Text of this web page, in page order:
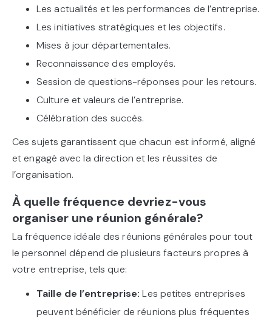
Les actualités et les performances de l’entreprise.
Les initiatives stratégiques et les objectifs.
Mises à jour départementales.
Reconnaissance des employés.
Session de questions-réponses pour les retours.
Culture et valeurs de l’entreprise.
Célébration des succès.
Ces sujets garantissent que chacun est informé, aligné
et engagé avec la direction et les réussites de
l’organisation.
À quelle fréquence devriez-vous
organiser une réunion générale?
La fréquence idéale des réunions générales pour tout
le personnel dépend de plusieurs facteurs propres à
votre entreprise, tels que:
Taille de l’entreprise:Les petites entreprises
peuvent bénéficier de réunions plus fréquentes